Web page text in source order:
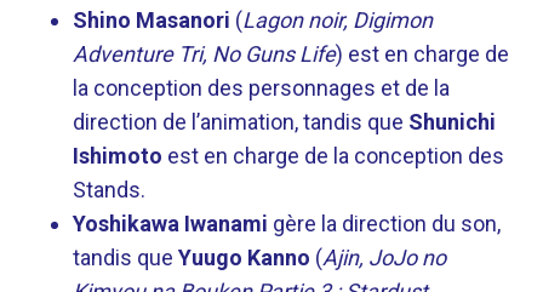
Shino Masanori (Lagon noir, Digimon
Adventure Tri, No Guns Life) est en charge de
la conception des personnages et de la
direction de l’animation, tandis que Shunichi
Ishimoto est en charge de la conception des
Stands.
Yoshikawa Iwanami gère la direction du son,
tandis que Yuugo Kanno (Ajin, JoJo no